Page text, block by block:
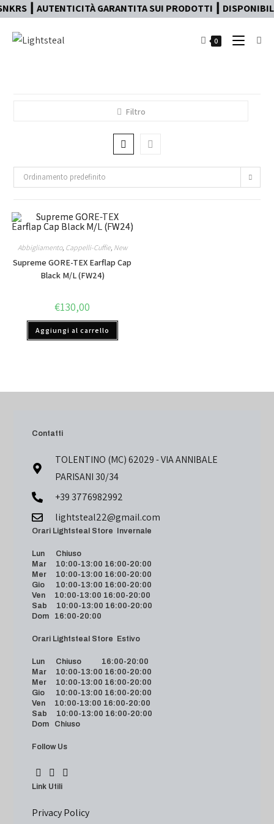
┃ AUTENTICITÀ GARANTITA SUI PRODOTTI ┃
0
Filtro
Ordinamento predefinito
Abbigliamento, Cappelli-Cuffie, New
Supreme GORE-TEX Earflap Cap
Black M/L (FW24)
€130,00
Aggiungi al carrello
Contatti
TOLENTINO (MC) 62029 - VIA ANNIBALE
PARISANI 30/34
+39 3776982992
lightsteal22@gmail.com
Orari Lightsteal Store Invernale
Lun Chiuso
Mar 10:00-13:00 16:00-20:00
Mer 10:00-13:00 16:00-20:00
Gio 10:00-13:00 16:00-20:00
Ven 10:00-13:00 16:00-20:00
Sab 10:00-13:00 16:00-20:00
Dom 16:00-20:00
Orari Lightsteal Store Estivo
Lun Chiuso 16:00-20:00
Mar 10:00-13:00 16:00-20:00
Mer 10:00-13:00 16:00-20:00
Gio 10:00-13:00 16:00-20:00
Ven 10:00-13:00 16:00-20:00
Sab 10:00-13:00 16:00-20:00
Dom Chiuso
Follow Us
Link Utili
Privacy Policy